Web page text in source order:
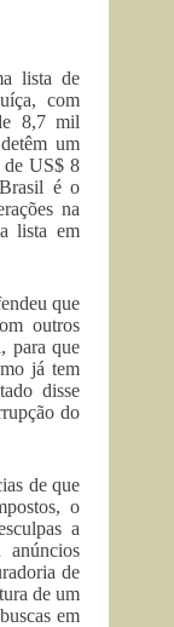
lista de
com
8,7 mil
um
de US$ 8
é o
na
lista em
que
outros
para que
já tem
disse
do
de que
o
a
anúncios
de
de um
em